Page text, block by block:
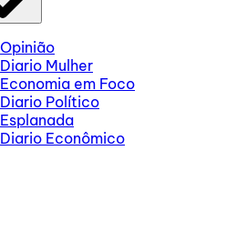
Opinião
Diario Mulher
Economia em Foco
Diario Político
Esplanada
Diario Econômico